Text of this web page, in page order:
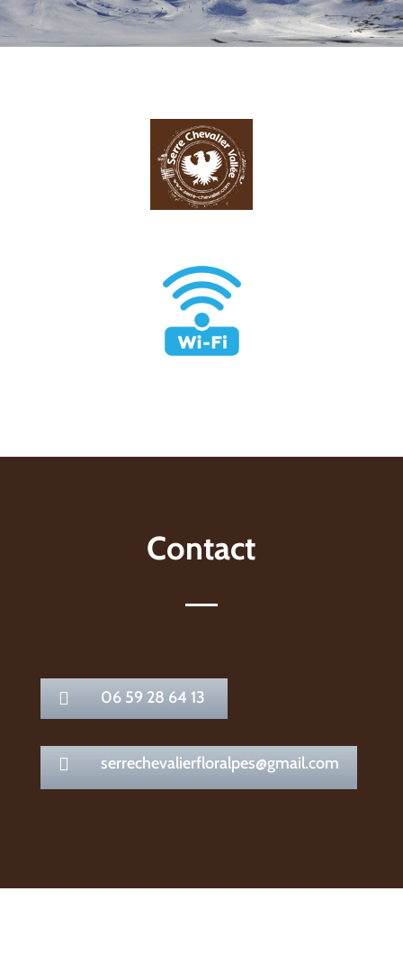
Contact
 06 59 28 64 13
 serrechevalierfloralpes@gmail.com